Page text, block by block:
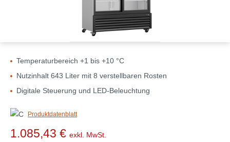
Temperaturbereich +1 bis +10 °C
Nutzinhalt 643 Liter mit 8 verstellbaren Rosten
Digitale Steuerung und LED-Beleuchtung
Produktdatenblatt
1.085,43 € exkl. MwSt.